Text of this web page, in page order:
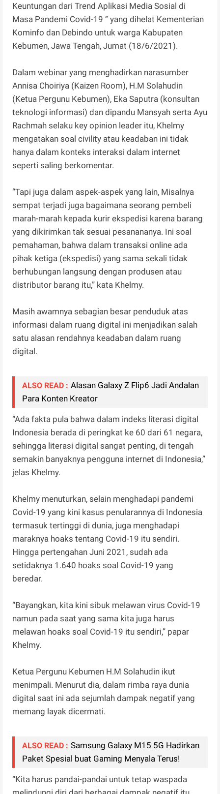
Keuntungan dari Trend Aplikasi Media Sosial di
Masa Pandemi Covid-19 ” yang dihelat Kementerian
Kominfo dan Debindo untuk warga Kabupaten
Kebumen, Jawa Tengah, Jumat (18/6/2021).
Dalam webinar yang menghadirkan narasumber
Annisa Choiriya (Kaizen Room), H.M Solahudin
(Ketua Pergunu Kebumen), Eka Saputra (konsultan
teknologi informasi) dan dipandu Mansyah serta Ayu
Rachmah selaku key opinion leader itu, Khelmy
mengatakan soal civility atau keadaban ini tidak
hanya dalam konteks interaksi dalam internet
seperti saling berkomentar.
“Tapi juga dalam aspek-aspek yang lain, Misalnya
sempat terjadi juga bagaimana seorang pembeli
marah-marah kepada kurir ekspedisi karena barang
yang dikirimkan tak sesuai pesanananya. Ini soal
pemahaman, bahwa dalam transaksi online ada
pihak ketiga (ekspedisi) yang sama sekali tidak
berhubungan langsung dengan produsen atau
distributor barang itu,” kata Khelmy.
Masih awamnya sebagian besar penduduk atas
informasi dalam ruang digital ini menjadikan salah
satu alasan rendahnya keadaban dalam ruang
digital.
ALSO READ : Alasan Galaxy Z Flip6 Jadi Andalan
Para Konten Kreator
“Ada fakta pula bahwa dalam indeks literasi digital
Indonesia berada di peringkat ke 60 dari 61 negara,
sehingga literasi digital sangat penting, di tengah
semakin banyaknya pengguna internet di Indonesia,”
jelas Khelmy.
Khelmy menuturkan, selain menghadapi pandemi
Covid-19 yang kini kasus penularannya di Indonesia
termasuk tertinggi di dunia, juga menghadapi
maraknya hoaks tentang Covid-19 itu sendiri.
Hingga pertengahan Juni 2021, sudah ada
setidaknya 1.640 hoaks soal Covid-19 yang
beredar.
“Bayangkan, kita kini sibuk melawan virus Covid-19
namun pada saat yang sama kita juga harus
melawan hoaks soal Covid-19 itu sendiri,” papar
Khelmy.
Ketua Pergunu Kebumen H.M Solahudin ikut
menimpali. Menurut dia, dalam rimba raya dunia
digital saat ini ada sejumlah dampak negatif yang
memang layak dicermati.
ALSO READ : Samsung Galaxy M15 5G Hadirkan
Paket Spesial buat Gaming Menyala Terus!
“Kita harus pandai-pandai untuk tetap waspada